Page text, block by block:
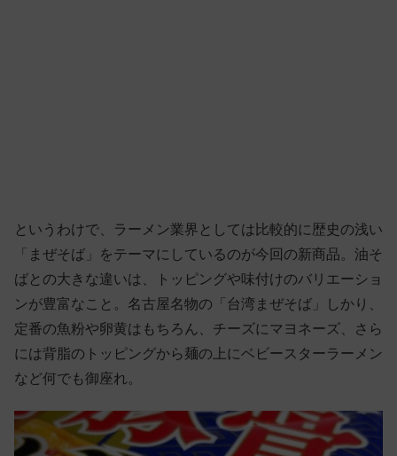
というわけで、ラーメン業界としては比較的に歴史の浅い
「まぜそば」をテーマにしているのが今回の新商品。油そ
ばとの大きな違いは、トッピングや味付けのバリエーショ
ンが豊富なこと。名古屋名物の「台湾まぜそば」しかり、
定番の魚粉や卵黄はもちろん、チーズにマヨネーズ、さら
には背脂のトッピングから麺の上にベビースターラーメン
など何でも御座れ。